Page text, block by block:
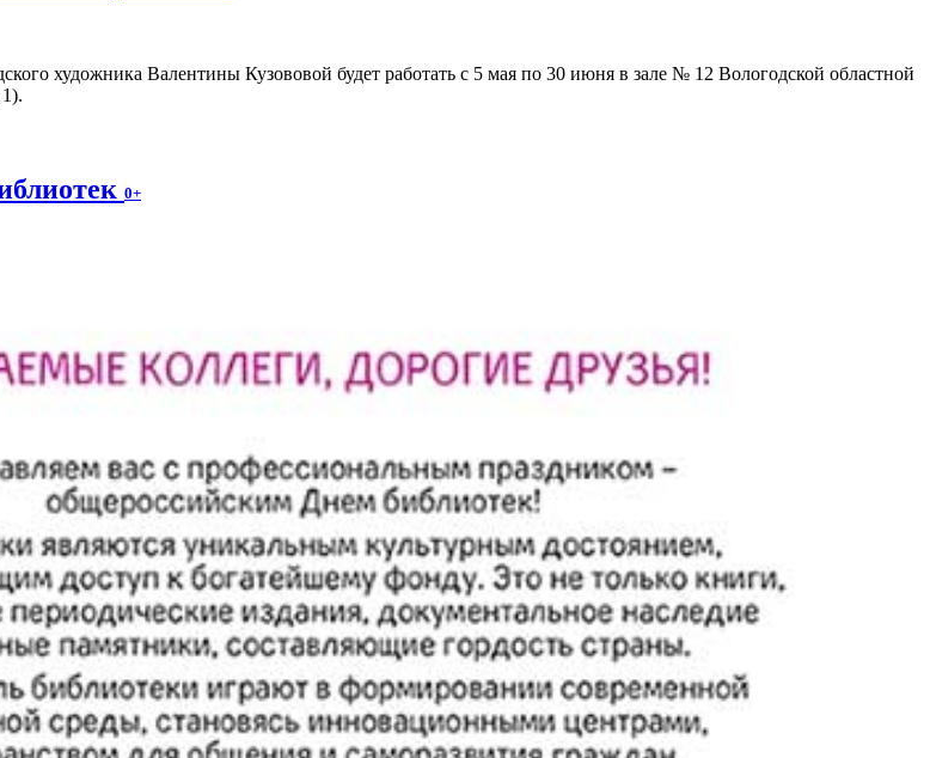
художника Валентины Кузововой будет работать с 5 мая по 30 июня в зале № 12 Вологодской областной
0+